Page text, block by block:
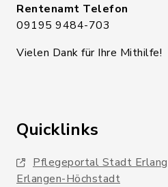
Rentenamt Telefon
09195 9484-703
Vielen Dank für Ihre Mithilfe!
Quicklinks
Pflegeportal Stadt
Erlangen-Höchstadt